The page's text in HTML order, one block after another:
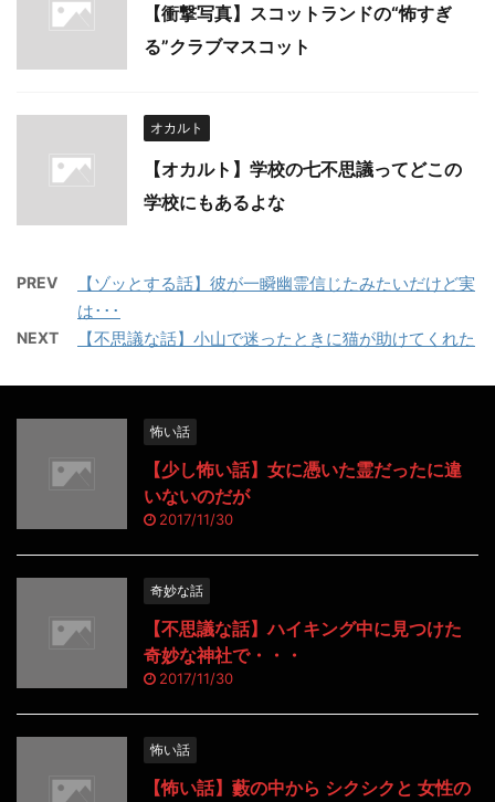
【衝撃写真】スコットランドの“怖すぎ
る”クラブマスコット
オカルト
【オカルト】学校の七不思議ってどこの
学校にもあるよな
PREV
【ゾッとする話】彼が一瞬幽霊信じたみたいだけど実
は･･･
NEXT 【不思議な話】小山で迷ったときに猫が助けてくれた
怖い話
【少し怖い話】女に憑いた霊だったに違
いないのだが
2017/11/30
奇妙な話
【不思議な話】ハイキング中に見つけた
奇妙な神社で・・・
2017/11/30
怖い話
【怖い話】藪の中から シクシクと 女性の